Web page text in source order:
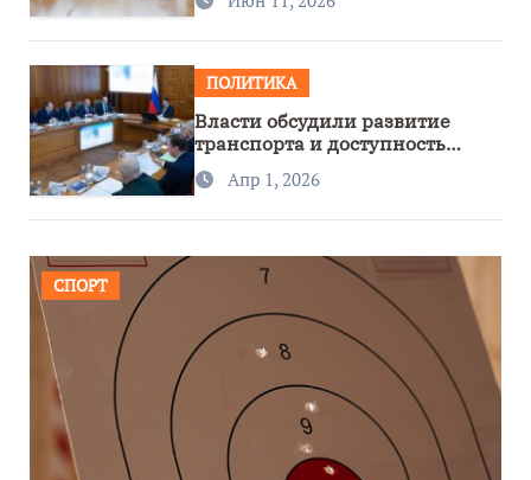
ПОЛИТИКА
Власти обсудили развитие
транспорта и доступность
региона
Апр 1, 2026
СПОРТ